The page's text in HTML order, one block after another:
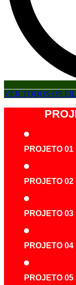
VER TODOS OS
PROJETO 01
PROJETO 02
PROJETO 03
PROJETO 04
PROJETO 05